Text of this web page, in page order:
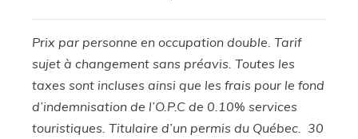
Prix par personne en occupation double. Tarif
sujet à changement sans préavis. Toutes les
taxes sont incluses ainsi que les frais pour le fond
d’indemnisation de l’O.P.C de 0.10% services
touristiques. Titulaire d’un permis du Québec. 30